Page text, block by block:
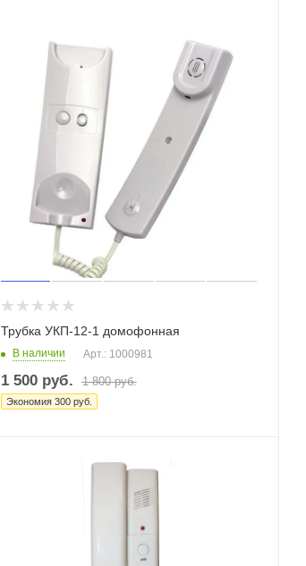
Трубка УКП-12-1 домофонная
В наличии Арт.: 1000981
1 500руб. 1 800руб.
Экономия 300руб.